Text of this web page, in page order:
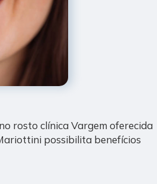
rosto clínica Vargem oferecida
possibilita benefícios